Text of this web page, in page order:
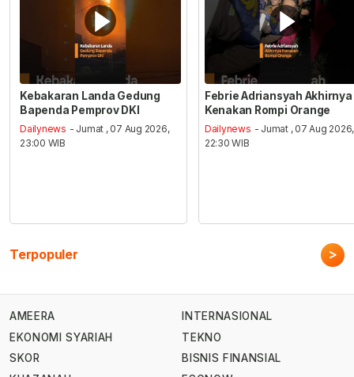
Kebakaran Landa Gedung
Bapenda Pemprov DKI
Dailynews - Jumat , 07 Aug 2026,
23:00 WIB
Febrie Adriansyah Akhirnya
Kenakan Rompi Orange
Dailynews - Jumat , 07 Aug 2026,
22:30 WIB
Terpopuler >
AMEERA
EKONOMI SYARIAH
SKOR
INTERNASIONAL
TEKNO
BISNIS FINANSIAL